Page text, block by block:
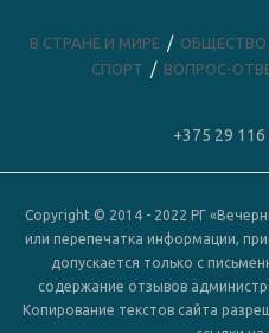
В СТРАНЕ И МИРЕ ОБЩЕСТВО
СПОРТ
ВОПРОС-
+375 29
Copyright © 2014 - 2022 РГ
или перепечатка информации,
допускается только с
содержание отзывов
Копирование текстов сайта